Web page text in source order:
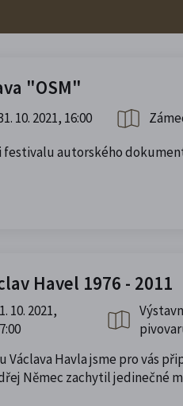
"OSM"
10. 2021, 16:00
autorského
Havel 1976 - 2011
10. 2021,
Václava Havla jsme pro vás
Němec zachytil jedinečné